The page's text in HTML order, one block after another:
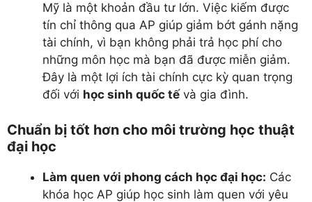
Mỹ là một khoản đầu tư lớn. Việc kiếm được
tín chỉ thông qua AP giúp giảm bớt gánh nặng
tài chính, vì bạn không phải trả học phí cho
những môn học mà bạn đã được miễn giảm.
Đây là một lợi ích tài chính cực kỳ quan trọng
đối với học sinh quốc tếvà gia đình.
Chuẩn bị tốt hơn cho môi trường học thuật
đại học
Làm quen với phong cách học đại học: Các
khóa học AP giúp học sinh làm quen với yêu